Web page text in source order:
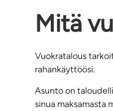
Mitä
Vuokratalous
rahankäyttöösi.
Asunto on
sinua maksamasta